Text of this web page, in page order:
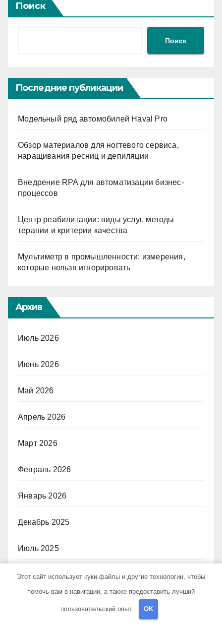
Поиск
Поиск
Последние публикации
Модельный ряд автомобилей Haval Pro
Обзор материалов для ногтевого сервиса,
наращивания ресниц и депиляции
Внедрение RPA для автоматизации бизнес-
процессов
Центр реабилитации: виды услуг, методы
терапии и критерии качества
Мультиметр в промышленности: измерения,
которые нельзя игнорировать
Архив
Июль 2026
Июнь 2026
Май 2026
Апрель 2026
Март 2026
Февраль 2026
Январь 2026
Декабрь 2025
Июль 2025
Май 2025
Этот сайт использует куки-файлы и другие технологии, чтобы
помочь вам в навигации, а также предоставить лучший
пользовательский опыт. OK